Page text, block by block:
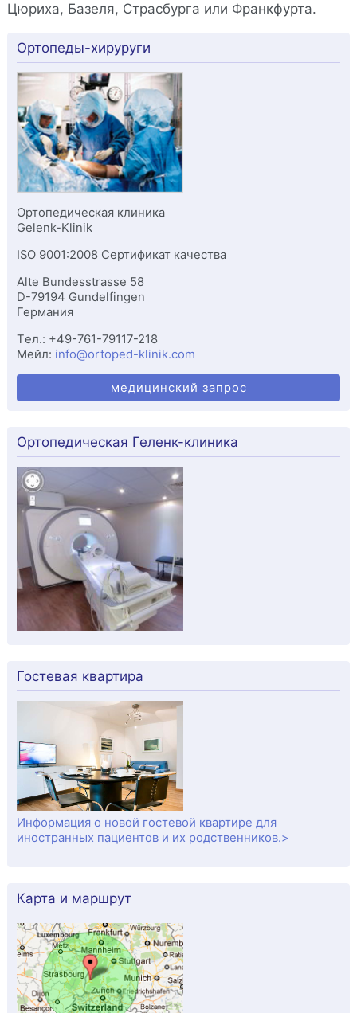
Цюриха, Базеля, Страсбурга или Франкфурта.
Ортопеды-хируруги
Ортопедическая клиника
Gelenk-Klinik
ISO 9001:2008 Сертификат качества
Alte Bundesstrasse 58
D-79194 Gundelfingen
Германия
Tел.: +49-761-79117-218
Мейл: info@ortoped-klinik.com
медицинский запрос
Ортопедическая Геленк-клиника
Гостевая квартира
Информация о новой гостевой квартире для
иностранных пациентов и их родственников.>
Карта и маршрут